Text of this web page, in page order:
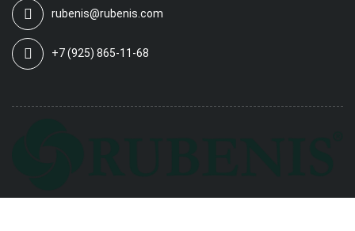
rubenis@rubenis.com
+7 (925) 865-11-68